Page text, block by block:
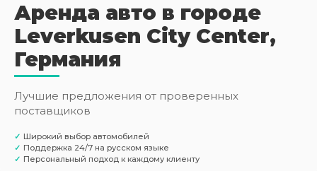
Аренда авто в городе
Leverkusen City Center,
Германия
Лучшие предложения от проверенных
поставщиков
✓ Широкий выбор автомобилей
✓ Поддержка 24/7 на русском языке
✓ Персональный подход к каждому клиенту